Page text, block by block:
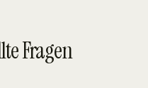
Fragen